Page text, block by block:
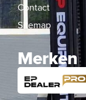
Contact
Sitemap
Merken